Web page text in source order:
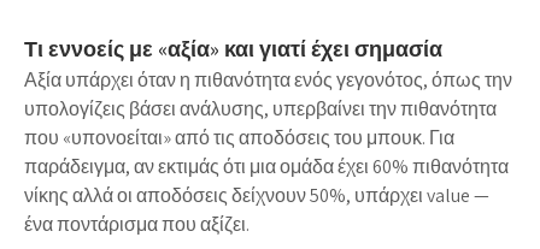
Τι εννοείς με «αξία» και γιατί έχει σημασία
Αξία υπάρχει όταν η πιθανότητα ενός γεγονότος, όπως την
υπολογίζεις βάσει ανάλυσης, υπερβαίνει την πιθανότητα
που «υπονοείται» από τις αποδόσεις του μπουκ. Για
παράδειγμα, αν εκτιμάς ότι μια ομάδα έχει 60% πιθανότητα
νίκης αλλά οι αποδόσεις δείχνουν 50%, υπάρχει value —
ένα ποντάρισμα που αξίζει.